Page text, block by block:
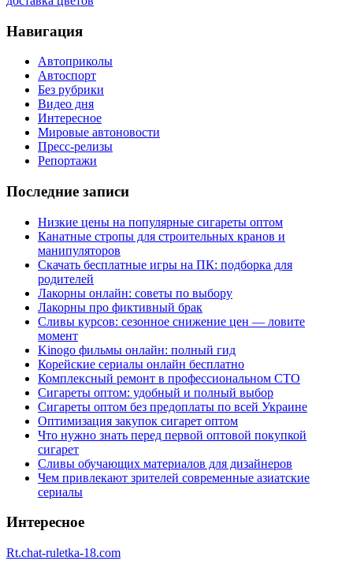
Навигация
Автоприколы
Автоспорт
Без рубрики
Видео дня
Интересное
Мировые автоновости
Пресс-релизы
Репортажи
Последние записи
Низкие цены на популярные сигареты оптом
Канатные стропы для строительных кранов и
манипуляторов
Скачать бесплатные игры на ПК: подборка для
родителей
Лакорны онлайн: советы по выбору
Лакорны про фиктивный брак
Сливы курсов: сезонное снижение цен — ловите
момент
Kinogo фильмы онлайн: полный гид
Корейские сериалы онлайн бесплатно
Комплексный ремонт в профессиональном СТО
Сигареты оптом: удобный и полный выбор
Сигареты оптом без предоплаты по всей Украине
Оптимизация закупок сигарет оптом
Что нужно знать перед первой оптовой покупкой
сигарет
Сливы обучающих материалов для дизайнеров
Чем привлекают зрителей современные азиатские
сериалы
Интересное
Rt.chat-ruletka-18.com